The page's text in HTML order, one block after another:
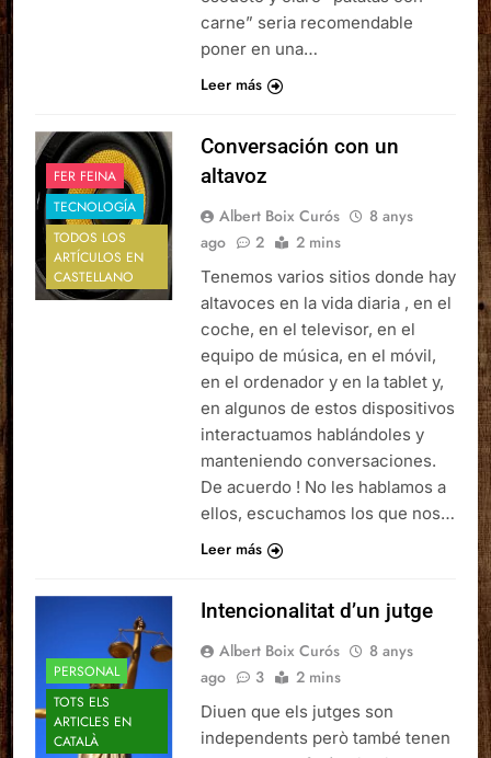
carne” seria recomendable
poner en una…
Leer más
FER FEINA
TECNOLOGÍA
TODOS LOS
ARTÍCULOS EN
CASTELLANO
Conversación con un
altavoz
Albert Boix Curós
8 anys
ago
2 2 mins
Tenemos varios sitios donde hay
altavoces en la vida diaria , en el
coche, en el televisor, en el
equipo de música, en el móvil,
en el ordenador y en la tablet y,
en algunos de estos dispositivos
interactuamos hablándoles y
manteniendo conversaciones.
De acuerdo ! No les hablamos a
ellos, escuchamos los que nos…
Leer más
PERSONAL
TOTS ELS
ARTICLES EN
CATALÀ
Intencionalitat d’un jutge
Albert Boix Curós
8 anys
ago
3 2 mins
Diuen que els jutges son
independents però també tenen